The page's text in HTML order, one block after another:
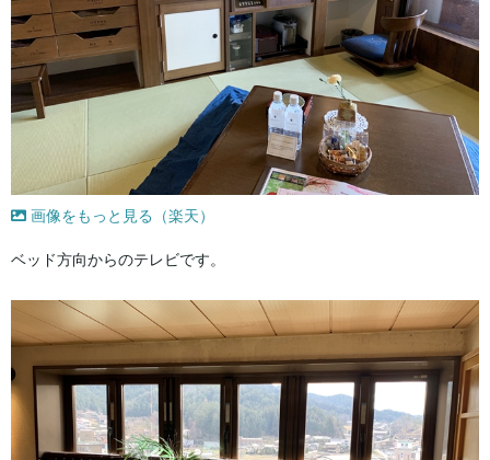
画像をもっと見る（楽天）
ベッド方向からのテレビです。